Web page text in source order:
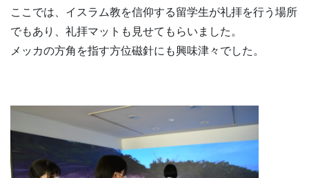
ここでは、イスラム教を信仰する留学生が礼拝を行う場所
でもあり、礼拝マットも見せてもらいました。
メッカの方角を指す方位磁針にも興味津々でした。